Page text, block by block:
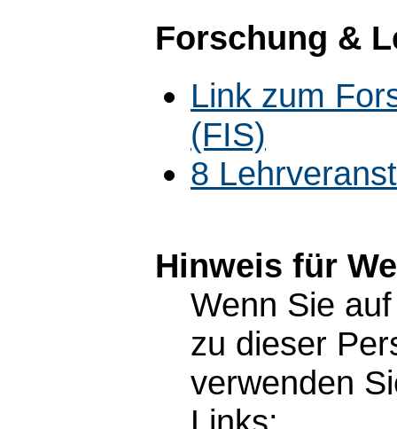
Forschung &
Link zum
(FIS)
8
Hinweis für
Wenn Sie
zu dieser
verwenden